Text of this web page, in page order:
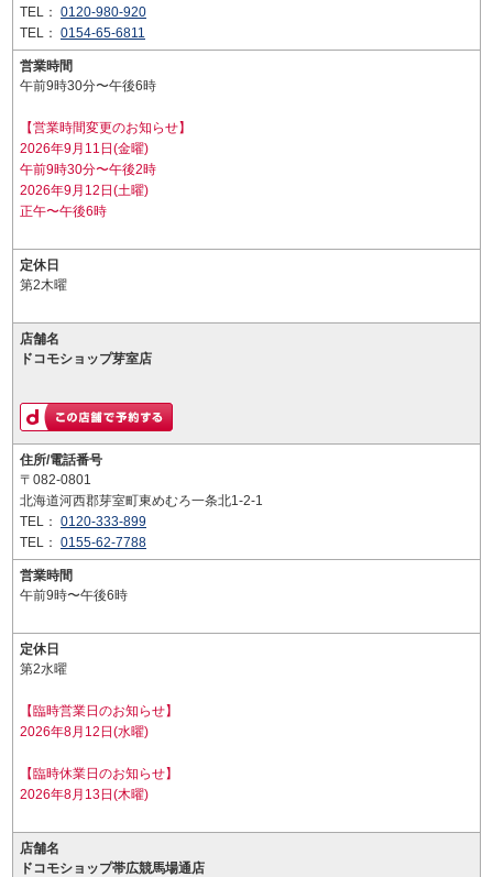
TEL： 0120-980-920
TEL： 0154-65-6811
営業時間
午前9時30分〜午後6時
【営業時間変更のお知らせ】
2026年9月11日(金曜)
午前9時30分〜午後2時
2026年9月12日(土曜)
正午〜午後6時
定休日
第2木曜
店舗名
ドコモショップ芽室店
住所/電話番号
〒082-0801
北海道河西郡芽室町東めむろ一条北1-2-1
TEL： 0120-333-899
TEL： 0155-62-7788
営業時間
午前9時〜午後6時
定休日
第2水曜
【臨時営業日のお知らせ】
2026年8月12日(水曜)
【臨時休業日のお知らせ】
2026年8月13日(木曜)
店舗名
ドコモショップ帯広競馬場通店